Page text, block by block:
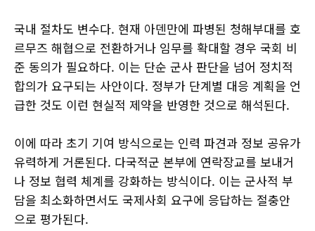
국내 절차도 변수다. 현재 아덴만에 파병된 청해부대를 호
르무즈 해협으로 전환하거나 임무를 확대할 경우 국회 비
준 동의가 필요하다. 이는 단순 군사 판단을 넘어 정치적
합의가 요구되는 사안이다. 정부가 단계별 대응 계획을 언
급한 것도 이런 현실적 제약을 반영한 것으로 해석된다.
이에 따라 초기 기여 방식으로는 인력 파견과 정보 공유가
유력하게 거론된다. 다국적군 본부에 연락장교를 보내거
나 정보 협력 체계를 강화하는 방식이다. 이는 군사적 부
담을 최소화하면서도 국제사회 요구에 응답하는 절충안
으로 평가된다.